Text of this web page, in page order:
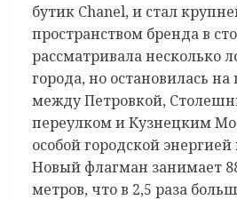
бутик Chanel, и стал
пространством бренда в
рассматривала несколько
города, но остановилась на
между Петровкой,
переулком и Кузнецким
особой городской
Новый флагман занимает
метров, что в 2,5 раза